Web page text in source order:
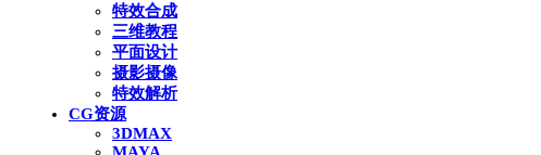
特效合成
三维教程
平面设计
摄影摄像
特效解析
CG资源
3DMAX